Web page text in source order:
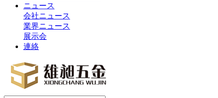
ニュース
会社ニュース
業界ニュース
展示会
連絡